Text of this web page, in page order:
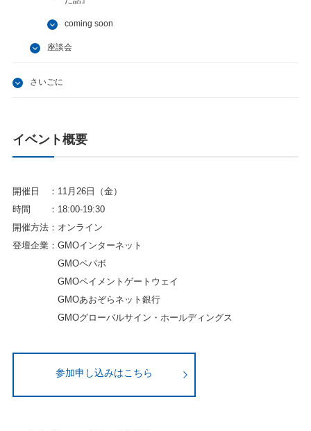
coming soon
座談会
さいごに
イベント概要
開催日 ：11月26日（金）
時間 ：18:00-19:30
開催方法：オンライン
登壇企業：GMOインターネット
GMOペパボ
GMOペイメントゲートウェイ
GMOあおぞらネット銀行
GMOグローバルサイン・ホールディングス
参加申し込みはこちら